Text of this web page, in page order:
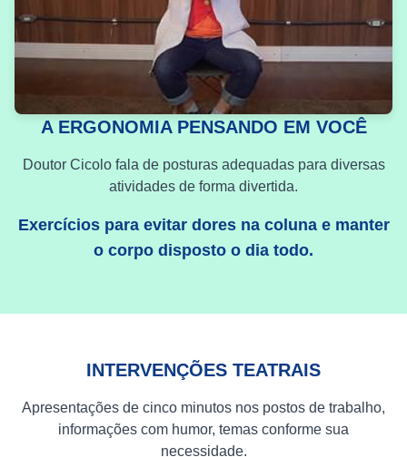
A ERGONOMIA PENSANDO EM VOCÊ
Doutor Cicolo fala de posturas adequadas para diversas
atividades de forma divertida.
Exercícios para evitar dores na coluna e manter
o corpo disposto o dia todo.
INTERVENÇÕES TEATRAIS
Apresentações de cinco minutos nos postos de trabalho,
informações com humor, temas conforme sua
necessidade.